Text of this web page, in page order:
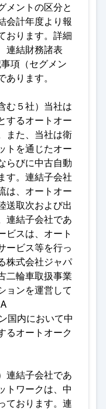
メントの区分と
会計年度より報
おります。詳細
結財務諸表
項（セグメン
あります。
む５社）当社は
するオートオー
また、当社は衛
トを通じたオー
らびに中古自動
す。連結子会社
は、オートオー
送取次および出
連結子会社であ
ビスは、オート
ービス等を行っ
株式会社ジャパ
二輪車取扱事業
ョンを運営して
国内において中
るオートオーク
連結子会社であ
トワークは、中
ております。連